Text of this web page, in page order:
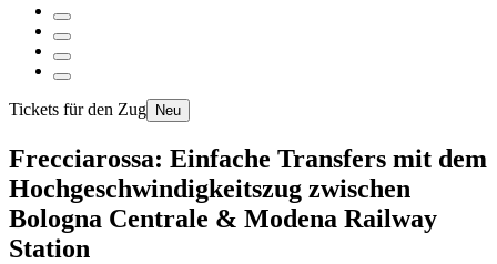
Tickets für den Zug Neu
Frecciarossa: Einfache Transfers mit dem
Hochgeschwindigkeitszug zwischen
Bologna Centrale & Modena Railway
Station